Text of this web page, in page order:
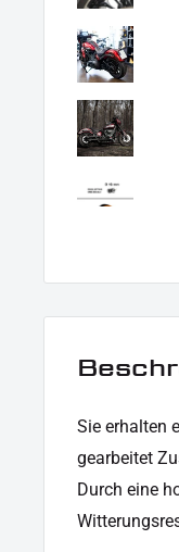
Sie erhalten
gearbeitet
Durch eine